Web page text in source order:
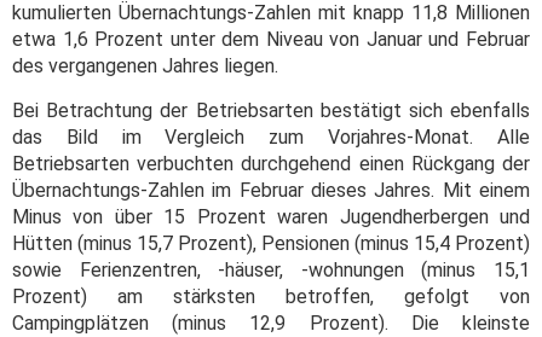
kumulierten Übernachtungs-Zahlen mit knapp 11,8 Millionen
etwa 1,6 Prozent unter dem Niveau von Januar und Februar
des vergangenen Jahres liegen.
Bei Betrachtung der Betriebsarten bestätigt sich ebenfalls
das Bild im Vergleich zum Vorjahres-Monat. Alle
Betriebsarten verbuchten durchgehend einen Rückgang der
Übernachtungs-Zahlen im Februar dieses Jahres. Mit einem
Minus von über 15 Prozent waren Jugendherbergen und
Hütten (minus 15,7 Prozent), Pensionen (minus 15,4 Prozent)
sowie Ferienzentren, -häuser, -wohnungen (minus 15,1
Prozent) am stärksten betroffen, gefolgt von
Campingplätzen (minus 12,9 Prozent). Die kleinste